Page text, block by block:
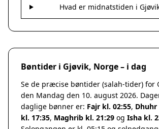
Hvad er midnatstiden i
Bøntider i Gjøvik, Norge – i dag
Se de præcise bøntider (salah-tider) for
den Mandag den 10. august 2026.
daglige bønner er: Fajr kl. 02:55, Dhuhr
kl. 17:35, Maghrib kl. 21:29 og Isha kl.